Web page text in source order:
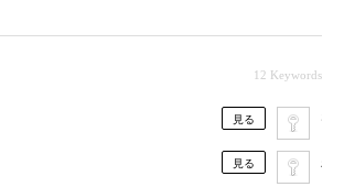
12 Keywords
見る
見る 差